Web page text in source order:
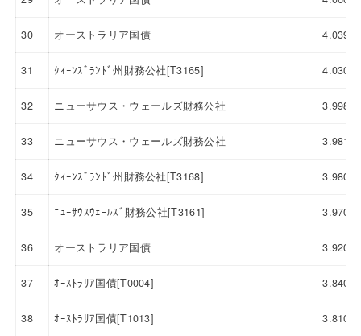
30 オーストラリア国債 4.039
31 ｸｨｰﾝｽﾞﾗﾝﾄﾞ州財務公社[T3165] 4.030
32 ニューサウス・ウェールズ財務公社 3.998
33 ニューサウス・ウェールズ財務公社 3.981
34 ｸｨｰﾝｽﾞﾗﾝﾄﾞ州財務公社[T3168] 3.980
35 ﾆｭｰｻｳｽｳｪｰﾙｽﾞ財務公社[T3161] 3.970
36 オーストラリア国債 3.920
37 ｵｰｽﾄﾗﾘｱ国債[T0004] 3.840
38 ｵｰｽﾄﾗﾘｱ国債[T1013] 3.810